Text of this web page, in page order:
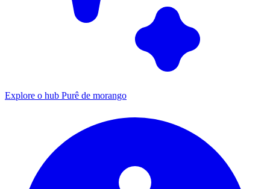
Explore o hub Purê de morango